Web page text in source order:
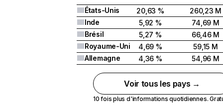
États-Unis
20,63 %
260,23 M
Inde
5,92 %
74,69 M
Brésil
5,27 %
66,46 M
Royaume-Uni
4,69 %
59,15 M
Allemagne
4,36 % 54,96 M
Voir tous les pays →
10 fois plus d'informations quotidiennes.